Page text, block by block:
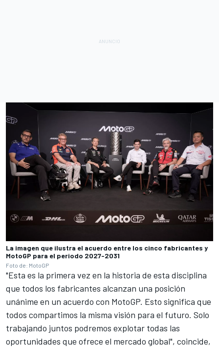
La imagen que ilustra el acuerdo entre los cinco fabricantes y
MotoGP para el periodo 2027-2031
Foto de: MotoGP
"Esta es la primera vez en la historia de esta disciplina
que todos los fabricantes alcanzan una posición
unánime en un acuerdo con MotoGP. Esto significa que
todos compartimos la misma visión para el futuro. Solo
trabajando juntos podremos explotar todas las
oportunidades que ofrece el mercado global", coincide,